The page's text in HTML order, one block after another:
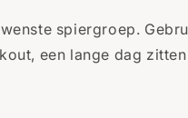
spiergroep.
een lange dag